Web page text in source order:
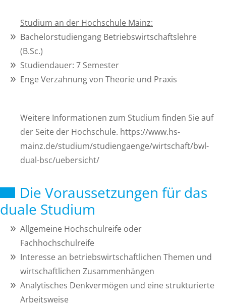
Studium an der Hochschule Mainz:
Bachelorstudiengang Betriebswirtschaftslehre
(B.Sc.)
Studiendauer: 7 Semester
Enge Verzahnung von Theorie und Praxis
Weitere Informationen zum Studium finden Sie auf
der Seite der Hochschule. https://www.hs-
mainz.de/studium/studiengaenge/wirtschaft/bwl-
dual-bsc/uebersicht/
Die Voraussetzungen für das
duale Studium
Allgemeine Hochschulreife oder
Fachhochschulreife
Interesse an betriebswirtschaftlichen Themen und
wirtschaftlichen Zusammenhängen
Analytisches Denkvermögen und eine strukturierte
Arbeitsweise